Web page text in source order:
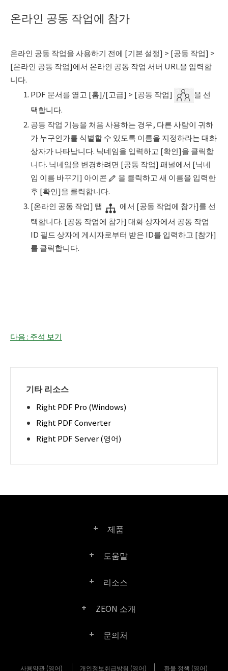
온라인 공동 작업에 참가
온라인 공동 작업을 사용하기 전에 [기본 설정] > [공동 작업] >
[온라인 공동 작업]에서 온라인 공동 작업 서버 URL을 입력합
니다.
PDF 문서를 열고 [홈]/[고급] > [공동 작업]
을 선
택합니다.
공동 작업 기능을 처음 사용하는 경우, 다른 사람이 귀하
가 누구인가를 식별할 수 있도록 이름을 지정하라는 대화
상자가 나타납니다. 닉네임을 입력하고 [확인]을 클릭합
니다. 닉네임을 변경하려면 [공동 작업] 패널에서 [닉네
임 이름 바꾸기] 아이콘
을 클릭하고 새 이름을 입력한
후 [확인]을 클릭합니다.
[온라인 공동 작업] 탭
에서 [공동 작업에 참가]를 선
택합니다. [공동 작업에 참가] 대화 상자에서 공동 작업
ID 필드 상자에 게시자로부터 받은 ID를 입력하고 [참가]
를 클릭합니다.
다음 : 주석 보기
기타 리소스
Right PDF Pro (Windows)
Right PDF Converter
Right PDF Server (영어)
제품
Right PDF Pro
도움말
FAQ
리소스
제품/라이선스 비교
ZEON 소개
회사 소개
문의처
구매 문의
사용약관 (영어) 개인정보취급방침 (영어) 환불 정책 (영어)